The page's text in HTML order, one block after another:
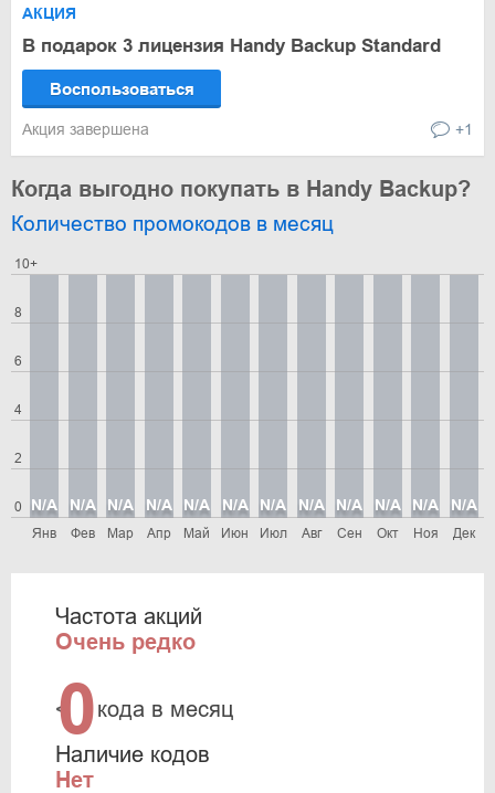
АКЦИЯ
В подарок 3 лицензия Handy Backup Standard
Воспользоваться
Акция завершена +1
Когда выгодно покупать в Handy Backup?
Количество промокодов в месяц
0
2
4
6
8
10+
Янв
N/A
Фев
N/A
Мар
N/A
Апр
N/A
Май
N/A
Июн
N/A
Июл
N/A
Авг
N/A
Сен
N/A
Окт
N/A
Ноя
N/A
Дек
N/A
Частота акций
Очень редко
<0кода в месяц
Наличие кодов
Нет